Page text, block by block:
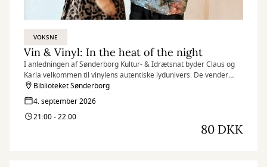
VOKSNE
Vin & Vinyl: In the heat of the night
I anledningen af Sønderborg Kultur- & Idrætsnat byder Claus og
Karla velkommen til vinylens autentiske lydunivers. De vender
plader og dykker ned i musikkens fascinerende kroge med fokus
på unikke nicher. Forvent sprøde lp-toner, musikanekdoter og
lækker vin.
Biblioteket Sønderborg
4. september 2026
21:00 - 22:00
80 DKK